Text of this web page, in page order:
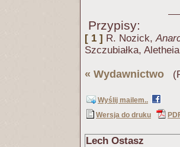
Przypisy:
[ 1 ] R. Nozick,
Szczubiałka,
« Wydawnictwo
Wyślij mailem..
Wersja do druku
Lech Ostasz